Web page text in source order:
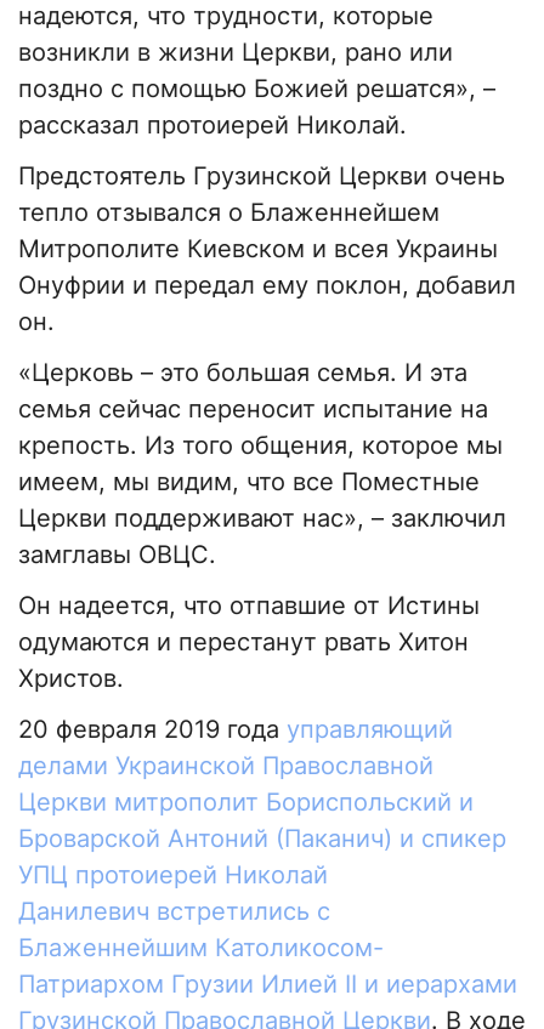
надеются, что трудности, которые
возникли в жизни Церкви, рано или
поздно с помощью Божией решатся», –
рассказал протоиерей Николай.
Предстоятель Грузинской Церкви очень
тепло отзывался о Блаженнейшем
Митрополите Киевском и всея Украины
Онуфрии и передал ему поклон, добавил
он.
«Церковь – это большая семья. И эта
семья сейчас переносит испытание на
крепость. Из того общения, которое мы
имеем, мы видим, что все Поместные
Церкви поддерживают нас», – заключил
замглавы ОВЦС.
Он надеется, что отпавшие от Истины
одумаются и перестанут рвать Хитон
Христов.
20 февраля 2019 года управляющий
делами Украинской Православной
Церкви митрополит Бориспольский и
Броварской Антоний (Паканич) и спикер
УПЦ протоиерей Николай
Данилевич встретились с
Блаженнейшим Католикосом-
Патриархом Грузии Илией II и иерархами
Грузинской Православной Церкви. В ходе